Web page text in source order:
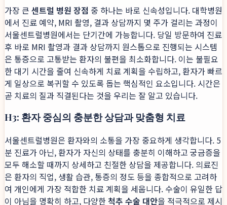
가장 큰 센트럴 병원 장점 중 하나는 바로 신속성입니다. 대학병원
에서 진료 예약, MRI 촬영, 결과 상담까지 몇 주가 걸리는 과정이
서울센트럴병원에서는 단기간에 가능합니다. 당일 방문하여 진료
후 바로 MRI 촬영과 결과 상담까지 원스톱으로 진행되는 시스템
은 통증으로 고통받는 환자의 불편을 최소화합니다. 이는 불필요
한 대기 시간을 줄여 신속하게 치료 계획을 수립하고, 환자가 빠르
게 일상으로 복귀할 수 있도록 돕는 핵심적인 요소입니다. 시간은
곧 치료의 질과 직결된다는 것을 우리는 잘 알고 있습니다.
H3: 환자 중심의 충분한 상담과 맞춤형 치료
서울센트럴병원은 환자와의 소통을 가장 중요하게 생각합니다. 5
분 진료가 아닌, 환자가 자신의 상태를 충분히 이해하고 궁금증을
모두 해소할 때까지 상세하고 친절한 상담을 제공합니다. 의료진
은 환자의 직업, 생활 습관, 통증의 정도 등을 종합적으로 고려하
여 개인에게 가장 적합한 치료 계획을 세웁니다. 수술이 유일한 답
이 아님을 명확히 하고, 다양한 척추 수술 대안을 적극적으로 제시